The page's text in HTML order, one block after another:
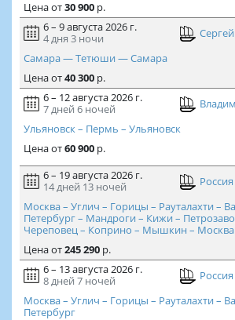
Ценаот30 900р.
6 – 9 августа 2026 г.
4 дня 3 ночи
Самара — Тетюши — Самара
Ценаот40 300р.
6 – 12 августа 2026 г.
7 дней 6 ночей
Ульяновск – Пермь – Ульяновск
Ценаот60 900р.
6 – 19 августа 2026 г.
14 дней 13 ночей
Россия
Москва – Углич – Горицы – Рауталахти –
Петербург – Мандроги – Кижи –
Череповец – Коприно – Мышкин – Москва
Ценаот245 290р.
6 – 13 августа 2026 г.
8 дней 7 ночей
Россия
Москва – Углич – Горицы – Рауталахти –
Петербург